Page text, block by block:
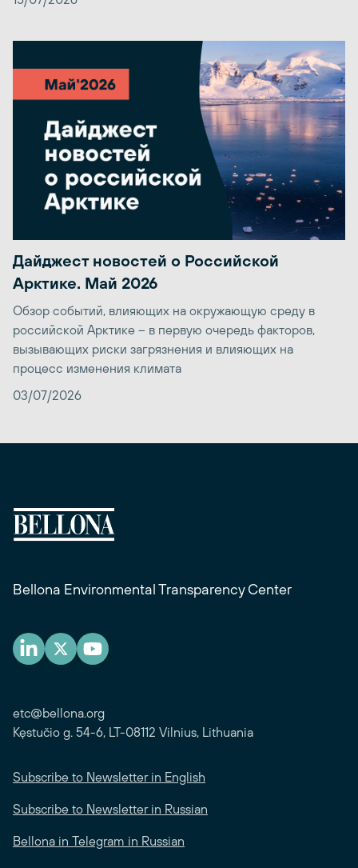
Дайджест новостей о Российской
Арктике. Май 2026
Обзор событий, влияющих на окружающую среду в
российской Арктике – в первую очередь факторов,
вызывающих риски загрязнения и влияющих на
процесс изменения климата
03/07/2026
Bellona Environmental Transparency Center
etc@bellona.org
Kęstučio g. 54-6, LT-08112 Vilnius, Lithuania
Subscribe to Newsletter in English
Subscribe to Newsletter in Russian
Bellona in Telegram in Russian